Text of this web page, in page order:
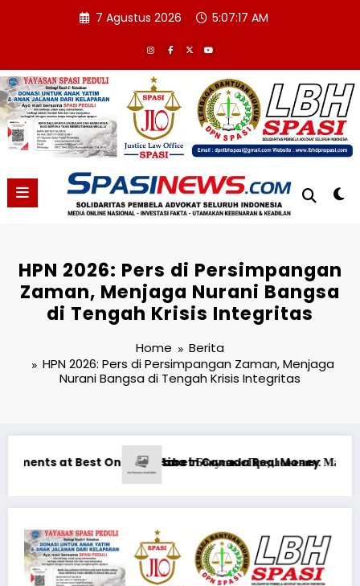
7 Agustus 2026 5:07:18 AM
HPN 2026: Pers di Persimpangan
Zaman, Menjaga Nurani Bangsa
di Tengah Krisis Integritas
Home
Berita
HPN 2026: Pers di Persimpangan Zaman, Menjaga
Nurani Bangsa di Tengah Krisis Integritas
Опыта
Ən yaxşı Pinco mərclərdə real qazanc ssenariləri ilə